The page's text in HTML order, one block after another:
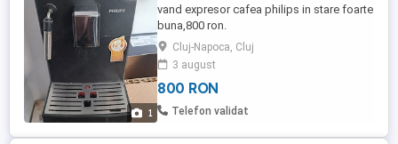
1
vand expresor cafea philips in stare foarte
buna,800 ron.
Cluj-Napoca, Cluj
3 august
800 RON
Telefon validat